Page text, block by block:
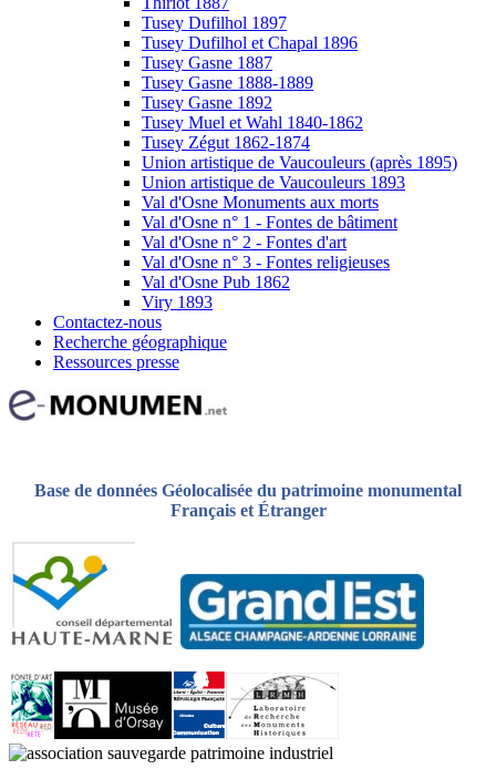
Tusey Dufilhol 1897
Tusey Dufilhol et Chapal 1896
Tusey Gasne 1887
Tusey Gasne 1888-1889
Tusey Gasne 1892
Tusey Muel et Wahl 1840-1862
Tusey Zégut 1862-1874
Union artistique de Vaucouleurs (après 1895)
Union artistique de Vaucouleurs 1893
Val d'Osne Monuments aux morts
Val d'Osne n° 1 - Fontes de bâtiment
Val d'Osne n° 2 - Fontes d'art
Val d'Osne n° 3 - Fontes religieuses
Val d'Osne Pub 1862
Viry 1893
Contactez-nous
Recherche géographique
Ressources presse
Base de données Géolocalisée du patrimoine monumental
Français et Étranger